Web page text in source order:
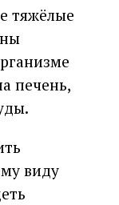
тяжёлые
печень,
виду